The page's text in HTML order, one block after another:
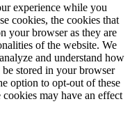
experience while you
cookies, the cookies that
your browser as they are
of the website. We
and understand how
stored in your browser
option to opt-out of these
may have an effect